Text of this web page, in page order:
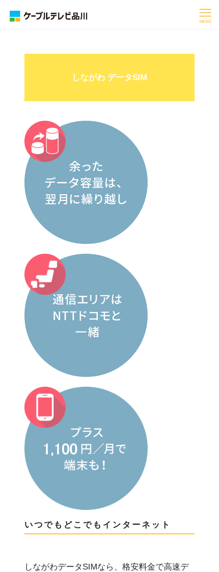
MENU
しながわ データSIM
いつでもどこでもインターネット
しながわデータSIMなら、格安料金で高速デ